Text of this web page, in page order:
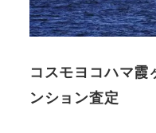
コスモヨコハマ霞
ンション査定